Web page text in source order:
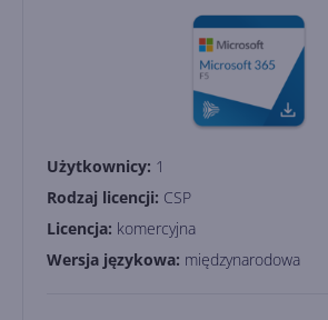
Użytkownicy: 1
Rodzaj licencji: CSP
Licencja: komercyjna
Wersja językowa: międzynarodowa